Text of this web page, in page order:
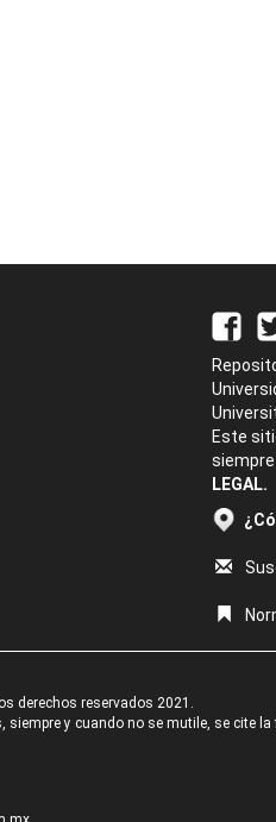
Este
LEGAL.
derechos reservados 2021.
y cuando no se mutile, se cite